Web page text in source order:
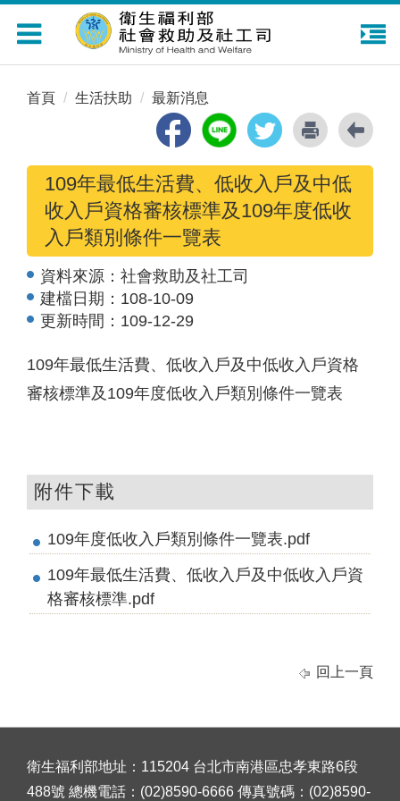
Toggle
navigation
首頁 生活扶助 最新消息
109年最低生活費、低收入戶及中低
收入戶資格審核標準及109年度低收
入戶類別條件一覽表
資料來源： 社會救助及社工司
建檔日期： 108-10-09
更新時間： 109-12-29
109年最低生活費、低收入戶及中低收入戶資格
審核標準及109年度低收入戶類別條件一覽表
附件下載
109年度低收入戶類別條件一覽表.pdf
109年最低生活費、低收入戶及中低收入戶資
格審核標準.pdf
回上一頁
衛生福利部地址：115204 台北市南港區忠孝東路6段
488號 總機電話：(02)8590-6666 傳真號碼：(02)8590-